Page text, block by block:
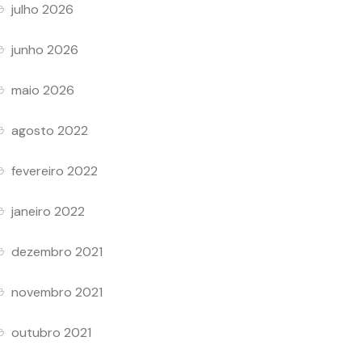
julho 2026
junho 2026
maio 2026
agosto 2022
fevereiro 2022
janeiro 2022
dezembro 2021
novembro 2021
outubro 2021